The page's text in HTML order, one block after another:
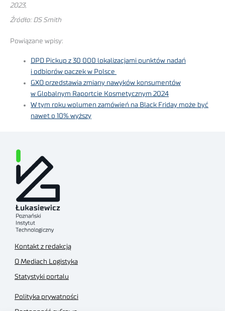
2023,
Źródło: DS Smith
Powiązane wpisy:
DPD Pickup z 30 000 lokalizacjami punktów nadań
i odbiorów paczek w Polsce
GXO przedstawia zmiany nawyków konsumentów
w Globalnym Raportcie Kosmetycznym 2024
W tym roku wolumen zamówień na Black Friday może być
nawet o 10% wyższy
Kontakt z redakcją
O Mediach Logistyka
Statystyki portalu
Polityka prywatności